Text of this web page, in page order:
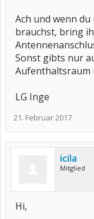
Ach und wenn
brauchst, bring
Sonst gibts nur
Aufenthaltsraum
LG Inge
21. Februar 2017
icila
Mitglied
Hi,